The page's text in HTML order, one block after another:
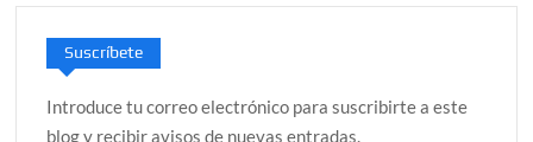
Suscríbete
Introduce tu correo electrónico para suscribirte a este
blog y recibir avisos de nuevas entradas.